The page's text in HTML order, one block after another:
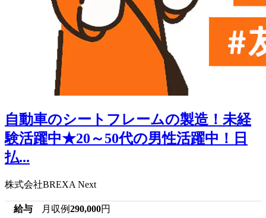
自動車のシートフレームの製造！未経
験活躍中★20～50代の男性活躍中！日
払...
株式会社BREXA Next
給与 月収例290,000円